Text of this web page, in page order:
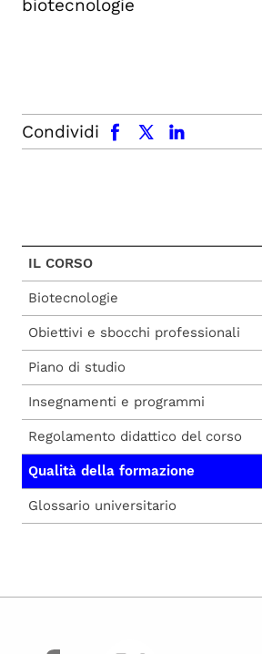
biotecnologie
Condividi
facebook x.com linkedin
IL CORSO
Biotecnologie
Obiettivi e sbocchi professionali
Piano di studio
Insegnamenti e programmi
Regolamento didattico del corso
Qualità della formazione
Glossario universitario